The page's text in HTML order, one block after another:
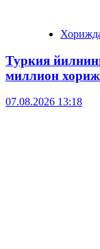
Туркия
миллион
07.08.2026 13:18